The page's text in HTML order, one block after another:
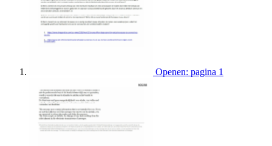
Openen: pagina 1